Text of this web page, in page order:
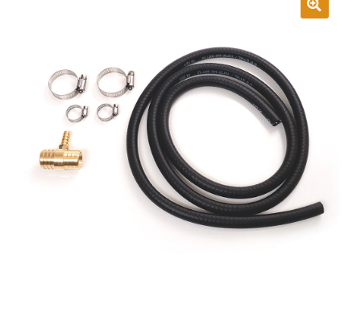
öffnen
Kühlsystem
öffnen
Kontakt
öffnen